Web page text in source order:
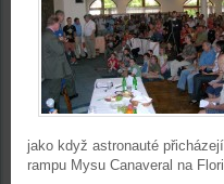
jako když astronauté
rampu Mysu Canaveral na